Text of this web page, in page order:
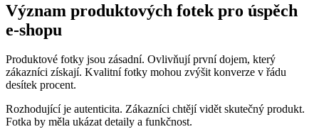
Význam produktových fotek pro úspěch
e-shopu
Produktové fotky jsou zásadní. Ovlivňují první dojem, který
zákazníci získají. Kvalitní fotky mohou zvýšit konverze v řádu
desítek procent.
Rozhodující je autenticita. Zákazníci chtějí vidět skutečný produkt.
Fotka by měla ukázat detaily a funkčnost.